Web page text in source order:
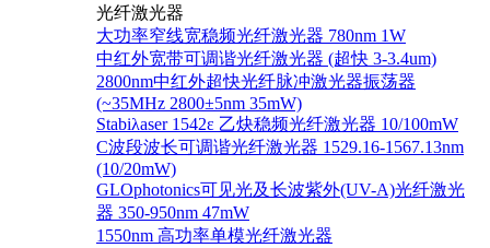
光纤激光器
大功率窄线宽稳频光纤激光器 780nm 1W
中红外宽带可调谐光纤激光器 (超快 3-3.4um)
2800nm中红外超快光纤脉冲激光器振荡器
(~35MHz 2800±5nm 35mW)
Stabiλaser 1542ε 乙炔稳频光纤激光器 10/100mW
C波段波长可调谐光纤激光器 1529.16-1567.13nm
(10/20mW)
GLOphotonics可见光及长波紫外(UV-A)光纤激光
器 350-950nm 47mW
1550nm 高功率单模光纤激光器